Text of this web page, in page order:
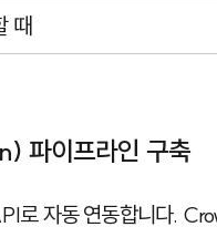
때
파이프라인 구축
로 자동 연동합니다.